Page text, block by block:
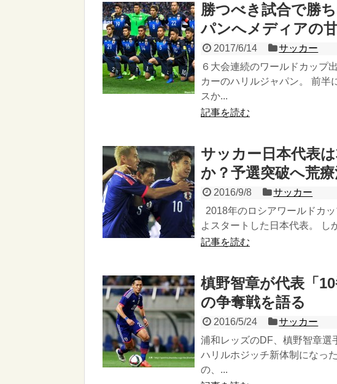
勝つべき試合で勝
パンへメディアの
2017/6/14
サッカー
６大会連続のワールドカップ
カーのハリルジャパン。 前半
スか...
記事を読む
サッカー日本代表
か？予選突破へ荒
2016/9/8
サッカー
2018年のロシアワールドカ
よスタートした日本代表。 し
記事を読む
槙野智章が代表「
の争奪戦を語る
2016/5/24
サッカー
浦和レッズのDF、槙野智章選
ハリルホジッチ新体制になっ
の、...